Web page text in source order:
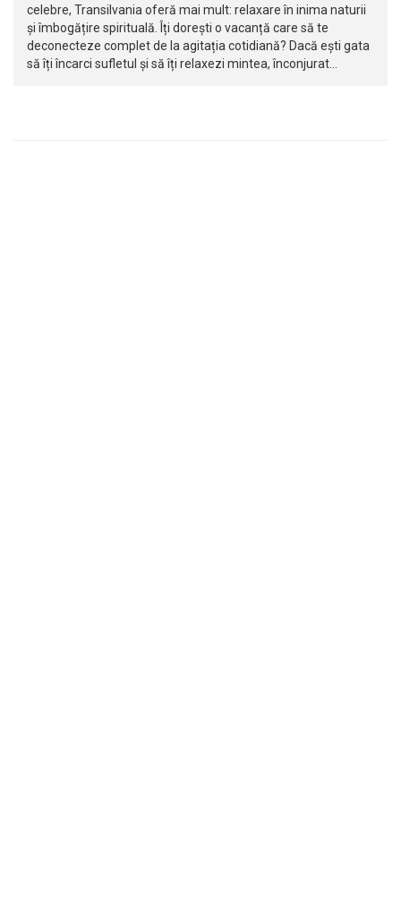
celebre, Transilvania oferă mai mult: relaxare în inima naturii
și îmbogățire spirituală. Îți dorești o vacanță care să te
deconecteze complet de la agitația cotidiană? Dacă ești gata
să îți încarci sufletul și să îți relaxezi mintea, înconjurat…